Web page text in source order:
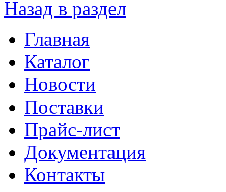
Назад в раздел
Главная
Каталог
Новости
Поставки
Прайс-лист
Документация
Контакты